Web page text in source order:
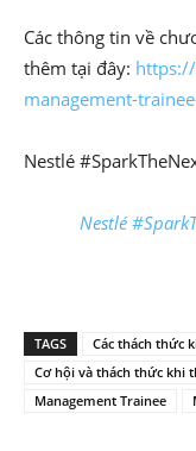
Các thông tin về
thêm tại đây:
management-
Nestlé
Nestlé
TAGS Các thách thức
Cơ hội và thách thức khi
Management Trainee